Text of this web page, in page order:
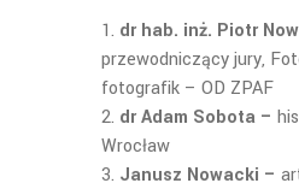
dr hab. inż. Piotr
przewodniczący jury,
fotografik – OD ZPAF
dr Adam Sobota –
Wrocław
Janusz Nowacki –